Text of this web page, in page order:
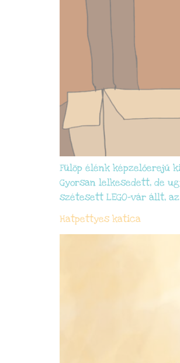
Fülöp élénk képzelőerejű
Gyorsan lelkesedett, de
szétesett LEGO-vár állt,
Hatpettyes katica